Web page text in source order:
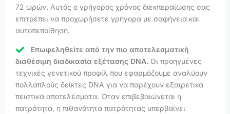
72 ωρών. Αυτός ο γρήγορος χρόνος διεκπεραίωσης σας
επιτρέπει να προχωρήσετε γρήγορα με σαφήνεια και
αυτοπεποίθηση.
Επωφεληθείτε από την πιο αποτελεσματική
διαθέσιμη διαδικασία εξέτασης DNA. Οι προηγμένες
τεχνικές γενετικού προφίλ που εφαρμόζουμε αναλύουν
πολλαπλούς δείκτες DNA για να παρέχουν εξαιρετικά
πειστικά αποτελέσματα. Όταν επιβεβαιώνεται η
πατρότητα, η πιθανότητα πατρότητας υπερβαίνει